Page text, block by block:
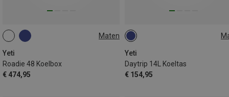
Maten
Yeti
Roadie 48 Koelbox
€ 474,95
48L
Yeti
Daytrip 14L Koeltas
€ 154,95
14L